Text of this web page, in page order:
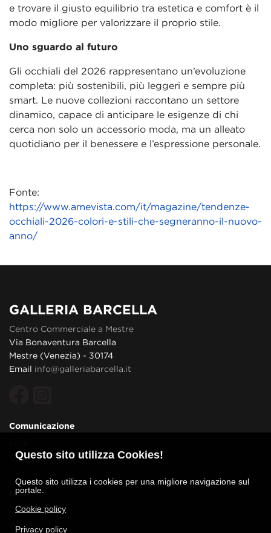
Questo sito utilizza Cookies!
Questo sito utilizza i cookies per una migliore navigazione sul
portale.
Cookie policy
Privacy policy
e trovare il giusto equilibrio tra estetica e comfort è il
modo migliore per valorizzare il proprio stile.
Uno sguardo al futuro
Gli occhiali del 2026 rappresentano un’evoluzione
completa: più sostenibili, più leggeri e sempre più
smart. Le nuove collezioni raccontano un settore
dinamico, capace di anticipare le esigenze di chi
cerca non solo un accessorio moda, ma un alleato
quotidiano per il benessere e l’espressione personale.
Fonte:
https://www.amevista.com/it/magazine/tendenze-
occhiali-2026-colori-e-stili-che-segneranno-il-nuovo-
anno/
GALLERIA BARCELLA
Centro Commerciale a Mestre
Via Bonaventura Barcella
Mestre (Venezia) - 30174
Email info@galleriabarcella.it
Comunicazione
News ed Eventi
Info
Contatti
Privacy